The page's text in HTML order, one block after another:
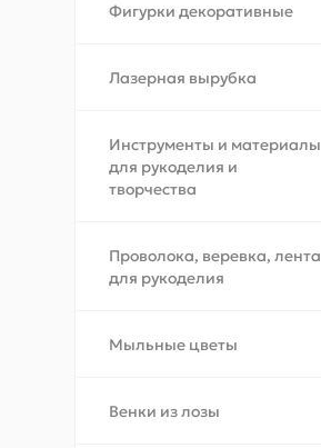
Фигурки декоративные
Лазерная вырубка
Инструменты и материалы
для рукоделия и
творчества
Проволока, веревка, лента
для рукоделия
Мыльные цветы
Венки из лозы